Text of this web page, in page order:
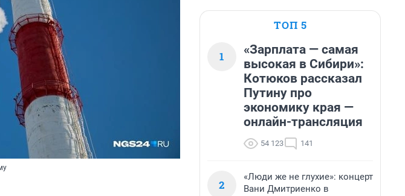
ТОП 5
1
«Зарплата — самая
высокая в Сибири»:
Котюков рассказал
Путину про
экономику края —
онлайн-трансляция
54 123 141
2
«Люди же не глухие»: концерт
Вани Дмитриенко в